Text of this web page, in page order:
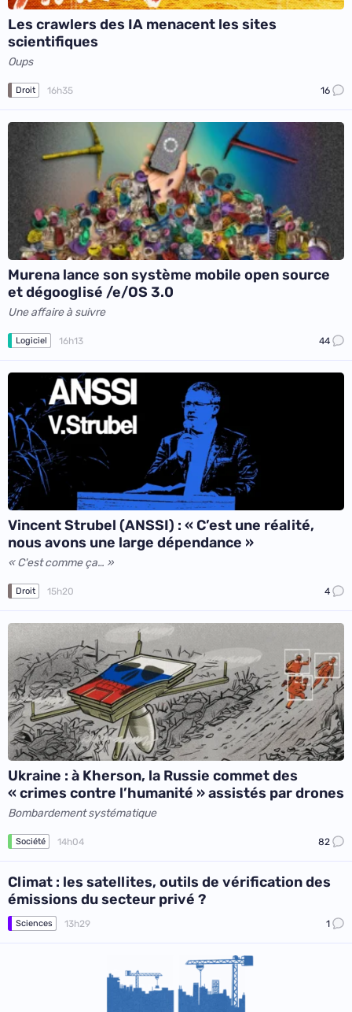
Les crawlers des IA menacent les sites
scientifiques
Oups
Droit 16h35 16
Murena lance son système mobile open source
et dégooglisé /e/OS 3.0
Une affaire à suivre
Logiciel 16h13 44
Vincent Strubel (ANSSI) : « C’est une réalité,
nous avons une large dépendance »
« C'est comme ça… »
Droit 15h20 4
Ukraine : à Kherson, la Russie commet des
« crimes contre l’humanité » assistés par drones
Bombardement systématique
Société 14h04 82
Climat : les satellites, outils de vérification des
émissions du secteur privé ?
Sciences 13h29 1